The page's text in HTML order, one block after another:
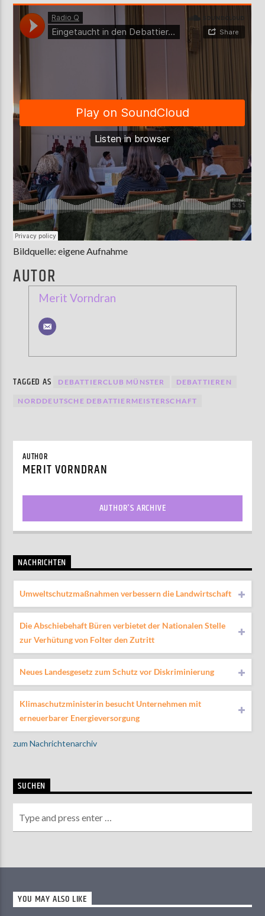
Bildquelle: eigene Aufnahme
AUTOR
Merit Vorndran
TAGGED AS DEBATTIERCLUB MÜNSTER DEBATTIEREN
NORDDEUTSCHE DEBATTIERMEISTERSCHAFT
AUTHOR
MERIT VORNDRAN
AUTHOR'S ARCHIVE
NACHRICHTEN
Umweltschutzmaßnahmen verbessern die Landwirtschaft
Die Abschiebehaft Büren verbietet der Nationalen Stelle
zur Verhütung von Folter den Zutritt
Neues Landesgesetz zum Schutz vor Diskriminierung
Klimaschutzministerin besucht Unternehmen mit
erneuerbarer Energieversorgung
zum Nachrichtenarchiv
SUCHEN
YOU MAY ALSO LIKE